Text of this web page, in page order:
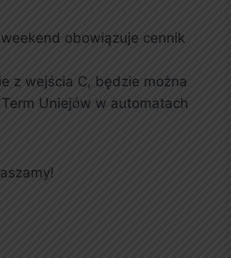
weekend obowiązuje cennik
z wejścia C, będzie można
Uniejów w automatach